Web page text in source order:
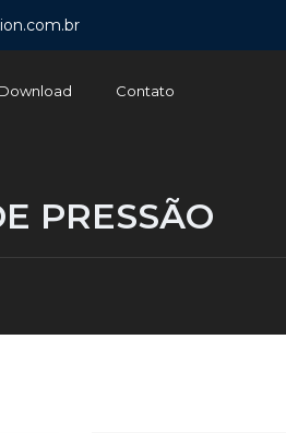
Contato
PRESSÃO